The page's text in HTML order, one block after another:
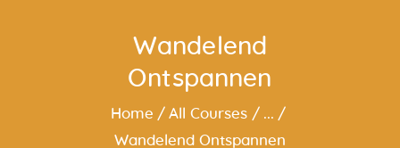
Wandelend
Ontspannen
Home All Courses
...
Wandelend Ontspannen
Wat is Mind-Walk®?
Over mij
Agenda
Wekelijkse Mind-Walk &